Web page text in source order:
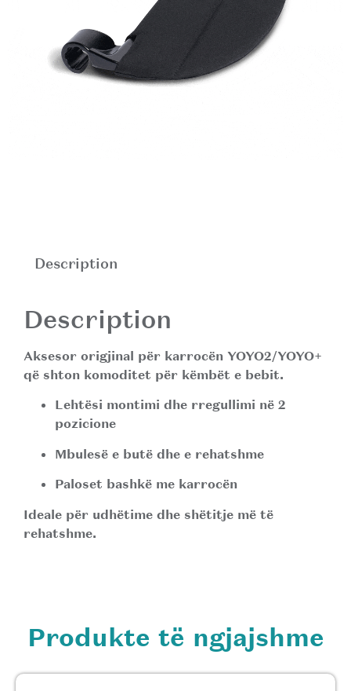
Description
Description
Aksesor origjinal për karrocën YOYO2/YOYO+
që shton komoditet për këmbët e bebit.
Lehtësi montimi dhe rregullimi në 2
pozicione
Mbulesë e butë dhe e rehatshme
Paloset bashkë me karrocën
Ideale për udhëtime dhe shëtitje më të
rehatshme.
Produkte të ngjajshme